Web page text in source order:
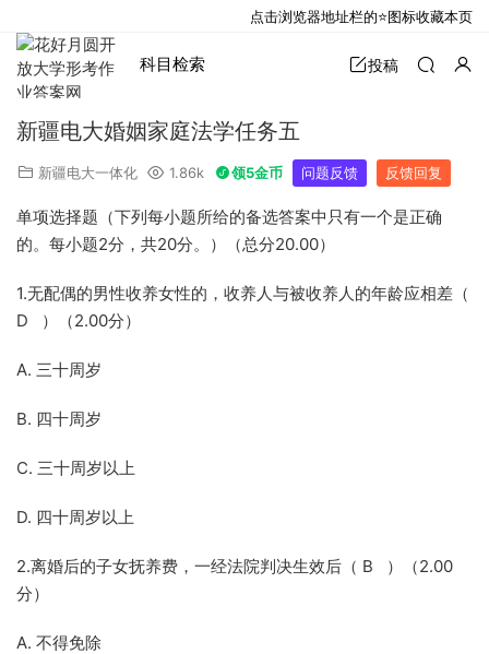
科目检索 投稿
新疆电大婚姻家庭法学任务五
新疆电大一体化 1.86k 领5金币 问题反馈 反馈回复
单项选择题（下列每小题所给的备选答案中只有一个是正确
的。每小题2分，共20分。）（总分20.00）
1.无配偶的男性收养女性的，收养人与被收养人的年龄应相差（
D ）（2.00分）
A. 三十周岁
B. 四十周岁
C. 三十周岁以上
D. 四十周岁以上
2.离婚后的子女抚养费，一经法院判决生效后（ B ）（2.00
分）
A. 不得免除
点击浏览器地址栏的⭐图标收藏本页